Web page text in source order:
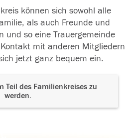
können sich sowohl alle
als auch Freunde und
und so eine Trauergemeinde
mit anderen Mitgliedern
jetzt ganz bequem ein.
Teil des Familienkreises zu
werden.